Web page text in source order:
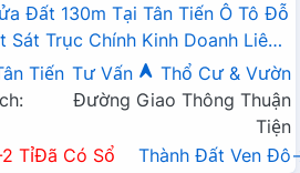
Đất 130m Tại Tân Tiến Ô Tô Đỗ
Sát Trục Chính Kinh Doanh Liên
Tiến Tư Vấn
Thổ Cư & Vườn
Đường Giao Thông Thuận
Tiện
2 TỉĐã Có Sổ Thành Đất Ven